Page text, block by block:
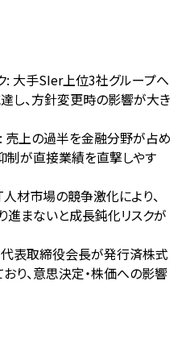
: 大手SIer上位3社グループへ
し、方針変更時の影響が大き
上の過半を金融分野が占め
制が直接業績を直撃しやす
材市場の競争激化により、
進まないと成長鈍化リスクが
表取締役会長が発行済株式
り、意思決定・株価への影響